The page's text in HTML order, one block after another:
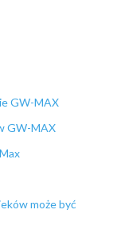
GW-MAX
GW-MAX
może być